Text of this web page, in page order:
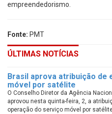
empreendedorismo.
Fonte: PMT
ÚLTIMAS NOTÍCIAS
Brasil aprova atribuição de
móvel por satélite
O Conselho Diretor da Agência
aprovou nesta quinta-feira, 2, a
operação do serviço móvel por